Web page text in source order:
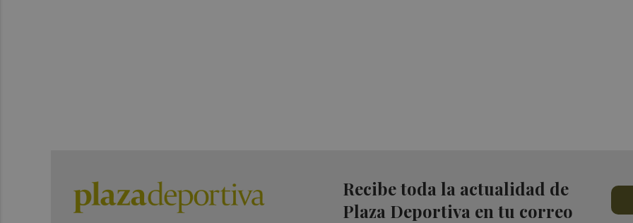
Recibe toda la actualidad de
Plaza Deportiva en tu correo